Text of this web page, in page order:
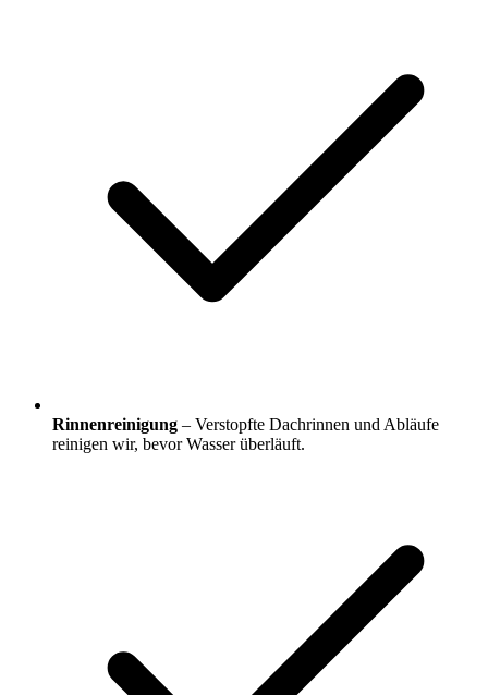
Rinnenreinigung – Verstopfte Dachrinnen und Abläufe
reinigen wir, bevor Wasser überläuft.